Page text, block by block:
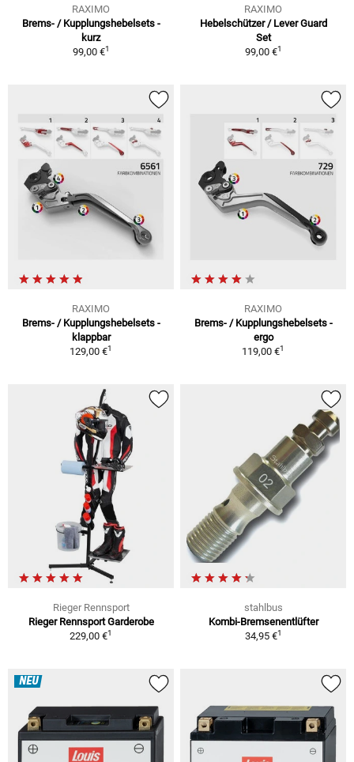
RAXIMO
Brems- / Kupplungshebelsets -
kurz
99,00 €1
RAXIMO
Hebelschützer / Lever Guard
Set
99,00 €1
RAXIMO
Brems- / Kupplungshebelsets -
klappbar
129,00 €1
RAXIMO
Brems- / Kupplungshebelsets -
ergo
119,00 €1
Rieger Rennsport
Rieger Rennsport Garderobe
229,00 €1
stahlbus
Kombi-Bremsenentlüfter
34,95 €1
NEU